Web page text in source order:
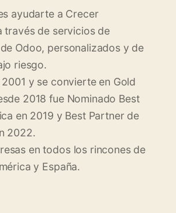
ayudarte a Crecer
través de servicios de
Odoo, personalizados y de
riesgo.
y se convierte en Gold
2018 fue Nominado Best
en 2019 y Best Partner de
2022.
en todos los rincones de
y España.